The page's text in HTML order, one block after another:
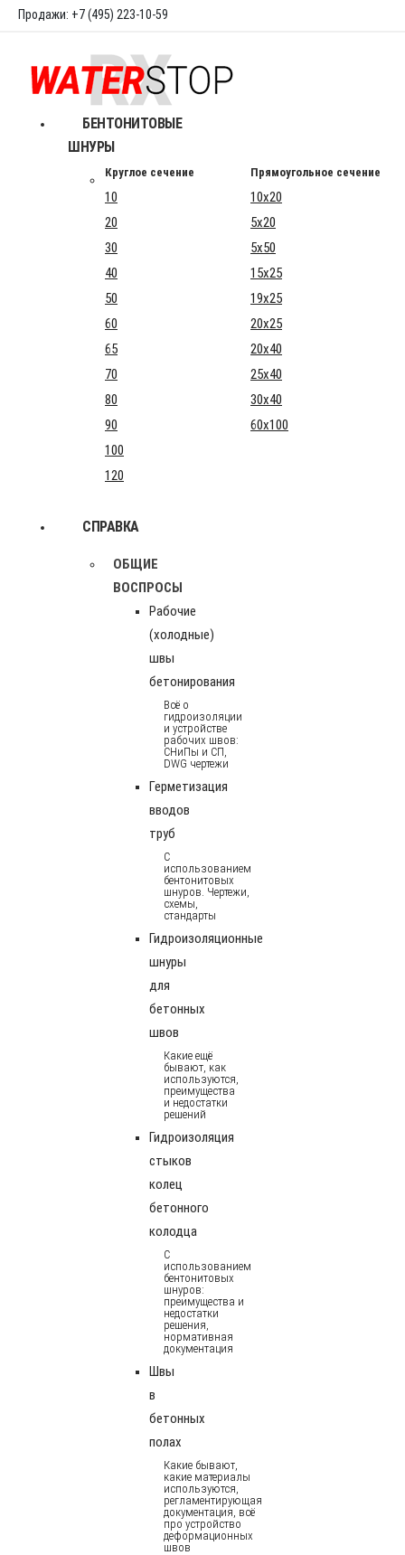
Продажи: +7 (495) 223-10-59
БЕНТОНИТОВЫЕ
ШНУРЫ
Круглое сечение Прямоугольное сечение
10
10x20
20
5x20
30
5x50
40
15x25
50
19x25
60
20x25
65
20x40
70
25x40
80
30x40
90
60x100
100
120
СПРАВКА
ОБЩИЕ
ВОСПРОСЫ
Рабочие
(холодные)
швы
бетонирования
Всё о
гидроизоляции
и устройстве
рабочих швов:
СНиПы и СП,
DWG чертежи
Герметизация
вводов
труб
С
использованием
бентонитовых
шнуров. Чертежи,
схемы,
стандарты
Гидроизоляционные
шнуры
для
бетонных
швов
Какие ещё
бывают, как
используются,
преимущества
и недостатки
решений
Гидроизоляция
стыков
колец
бетонного
колодца
С
использованием
бентонитовых
шнуров:
преимущества и
недостатки
решения,
нормативная
документация
Швы
в
бетонных
полах
Какие бывают,
какие материалы
используются,
регламентирующая
документация, всё
про устройство
деформационных
швов